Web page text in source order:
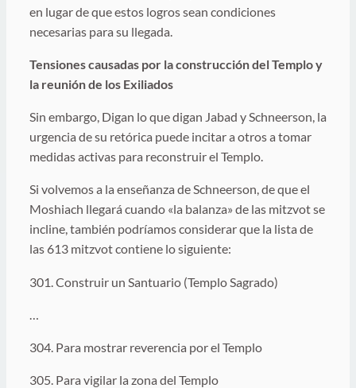
en lugar de que estos logros sean condiciones
necesarias para su llegada.
Tensiones causadas por la construcción del Templo y
la reunión de los Exiliados
Sin embargo, Digan lo que digan Jabad y Schneerson, la
urgencia de su retórica puede incitar a otros a tomar
medidas activas para reconstruir el Templo.
Si volvemos a la enseñanza de Schneerson, de que el
Moshiach llegará cuando «la balanza» de las mitzvot se
incline, también podríamos considerar que la lista de
las 613 mitzvot contiene lo siguiente:
301. Construir un Santuario (Templo Sagrado)
304. Para mostrar reverencia por el Templo
305. Para vigilar la zona del Templo